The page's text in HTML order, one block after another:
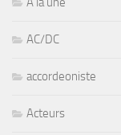
AC/DC
accordeoniste
Acteurs